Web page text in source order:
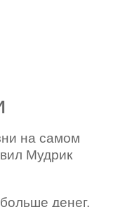
на самом
Мудрик
денег.